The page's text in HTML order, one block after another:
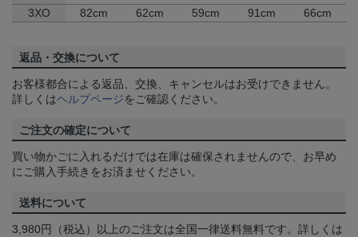
3XO
82cm 62cm 59cm 91cm 66cm
返品・交換について
お客様都合による返品、交換、キャンセルはお受けできません。
詳しくはヘルプページをご確認ください。
ご注文の確定について
買い物かごに入れるだけでは在庫は確保されませんので、お早め
にご購入手続きをお済ませください。
送料について
3,980円（税込）以上のご注文は全国一律送料無料です。詳しくは